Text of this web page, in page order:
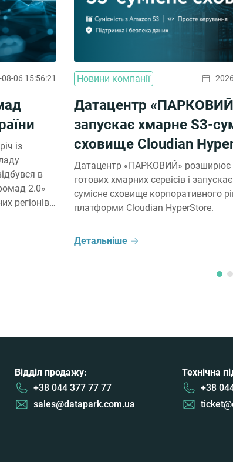
06 15:56:21
із
в
2.0»
регіонів
Новини компанії
Датацентр
запускає хмарне S3-
сховище Cloudian
Датацентр «ПАРКОВИЙ» розширює
готових хмарних сервісів і
сумісне сховище корпоративного
платформи Cloudian HyperStore.
Детальніше
Відділ продажу:
+38 044 377 77 77
sales@datapark.com.ua
Технічна
+38